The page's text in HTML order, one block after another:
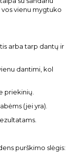
vienu mygtuko
arba tarp dantų ir
dantimi, kol
priekinių.
(jei yra).
purškimo slėgis: